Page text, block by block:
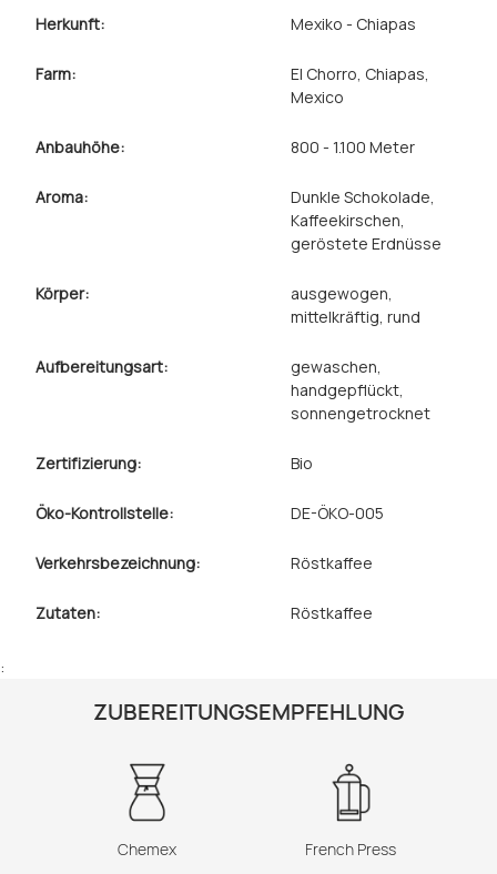
Herkunft: Mexiko - Chiapas
Farm:
El Chorro, Chiapas,
Mexico
Anbauhöhe: 800 - 1.100 Meter
Aroma: Dunkle Schokolade,
Kaffeekirschen,
geröstete Erdnüsse
Körper: ausgewogen,
mittelkräftig, rund
Aufbereitungsart: gewaschen,
handgepflückt,
sonnengetrocknet
Zertifizierung: Bio
Öko-Kontrollstelle: DE-ÖKO-005
Verkehrsbezeichnung: Röstkaffee
Zutaten: Röstkaffee
:
ZUBEREITUNGSEMPFEHLUNG
Chemex French Press